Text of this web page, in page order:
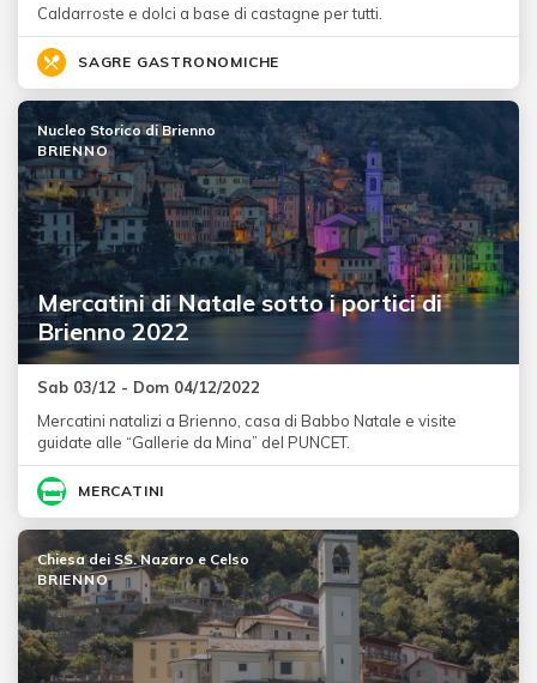
Caldarroste e dolci a base di castagne per tutti.
SAGRE GASTRONOMICHE
Mercatini di Natale sotto i portici di
Brienno 2022
Nucleo Storico di Brienno
BRIENNO
Sab 03/12 - Dom 04/12/2022
Mercatini natalizi a Brienno, casa di Babbo Natale e visite
guidate alle “Gallerie da Mina” del PUNCET.
MERCATINI
Chiesa dei SS. Nazaro e Celso
BRIENNO